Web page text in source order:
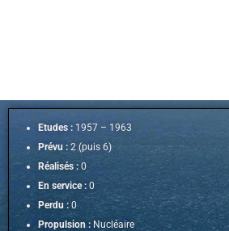
Etudes : 1957 – 1963
Prévu : 2 (puis 6)
Réalisés : 0
En service : 0
Perdu :0
Propulsion : Nucléaire